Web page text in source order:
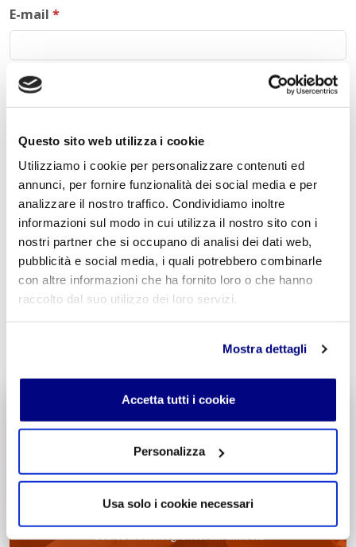
Questo sito web utilizza i cookie
Utilizziamo i cookie per personalizzare contenuti ed
annunci, per fornire funzionalità dei social media e per
analizzare il nostro traffico. Condividiamo inoltre
informazioni sul modo in cui utilizza il nostro sito con i
nostri partner che si occupano di analisi dei dati web,
pubblicità e social media, i quali potrebbero combinarle
con altre informazioni che ha fornito loro o che hanno
raccolto dal suo utilizzo dei loro servizi.
Mostra dettagli
Accetta tutti i cookie
Personalizza
Usa solo i cookie necessari
E-mail *
Commento
Acconsento al trattamento dei dati personali
Economico Sociale
Integr. Psicologia & Sociologia
Potenziamento madrelingua Inglese
Decreto di Parità Scolastica N. 2684